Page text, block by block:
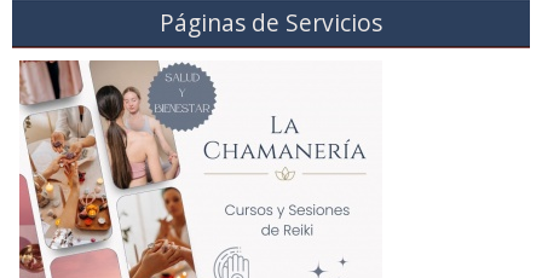
Páginas de Servicios